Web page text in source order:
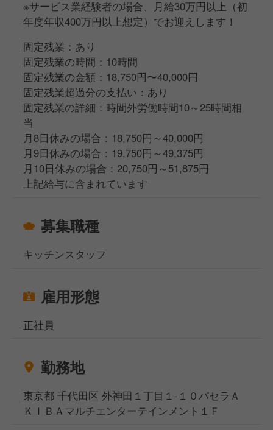
※サービス業経験者の場合、月給30万円以上（初
年度年収400万円以上想定）でお迎えします！
固定残業：あり
固定残業の時間：10時間
固定残業の金額：18,750円〜40,000円
固定残業超過分の支払い：あり
固定残業の詳細：時間外労働時間10～25時間相
当
月8日休みの場合：18,750円～40,000円
月9日休みの場合：19,750円～49,375円
月10日休みの場合：20,750円～51,875円
上記給与に含まれています
募集職種
キッチンスタッフ
雇用形態
正社員
勤務地
東京都 千代田区 外神田１丁目１-１０パセラＡ
ＫＩＢＡマルチエンターテインメント１Ｆ